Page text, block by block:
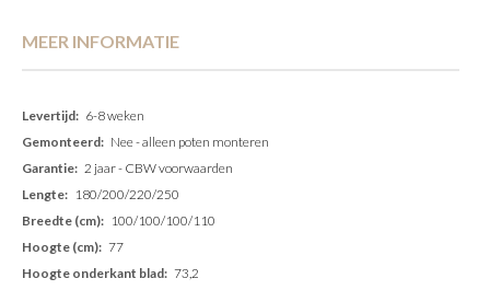
MEER INFORMATIE
Meer
informatie
6-8 weken
Nee - alleen poten monteren
2 jaar - CBW voorwaarden
180/200/220/250
100/100/100/110
77
73,2